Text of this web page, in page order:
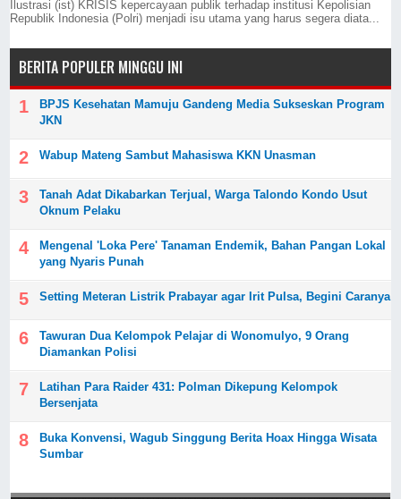
Ilustrasi (ist) KRISIS kepercayaan publik terhadap institusi Kepolisian
Republik Indonesia (Polri) menjadi isu utama yang harus segera diata...
BERITA POPULER MINGGU INI
BPJS Kesehatan Mamuju Gandeng Media Sukseskan Program
JKN
Wabup Mateng Sambut Mahasiswa KKN Unasman
Tanah Adat Dikabarkan Terjual, Warga Talondo Kondo Usut
Oknum Pelaku
Mengenal 'Loka Pere' Tanaman Endemik, Bahan Pangan Lokal
yang Nyaris Punah
Setting Meteran Listrik Prabayar agar Irit Pulsa, Begini Caranya
Tawuran Dua Kelompok Pelajar di Wonomulyo, 9 Orang
Diamankan Polisi
Latihan Para Raider 431: Polman Dikepung Kelompok
Bersenjata
Buka Konvensi, Wagub Singgung Berita Hoax Hingga Wisata
Sumbar